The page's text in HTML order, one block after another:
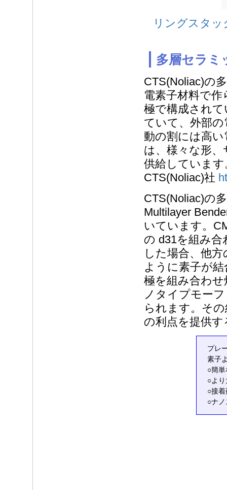
リングスタッ
多層セラミ
CTS(Noliac)の
電素子材料で
極で構成され
ていて、外部
動の割には高い
は、様々な形
供給していま
CTS(Noliac)社
CTS(Noliac)の
Multilayer
いています。
の d31を組み合
した場合、他
ように素子が
極を組み合わ
ノタイプモー
られます。そ
の利点を提供
プレ
素子
○簡
○よ
○接
○ナ